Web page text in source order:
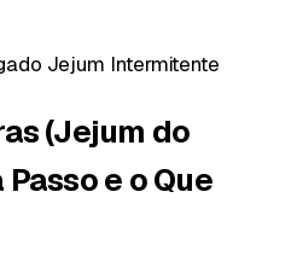
Jejum Intermitente
(Jejum do
e o Que